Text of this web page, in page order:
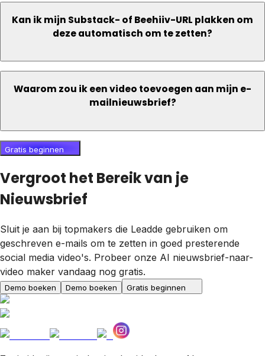
Kan ik mijn Substack- of Beehiiv-URL plakken om
deze automatisch om te zetten?
Waarom zou ik een video toevoegen aan mijn e-
mailnieuwsbrief?
Gratis beginnen
Vergroot het Bereik van je
Nieuwsbrief
Sluit je aan bij topmakers die Leadde gebruiken om
geschreven e-mails om te zetten in goed presterende
social media video's. Probeer onze AI nieuwsbrief-naar-
video maker vandaag nog gratis.
Demo boeken Demo boeken Gratis beginnen